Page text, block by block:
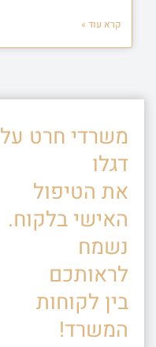
קרא עוד »
משרדי חרט על
דגלו
את הטיפול
האישי בלקוח.
נשמח
לראותכם
בין לקוחות
המשרד!